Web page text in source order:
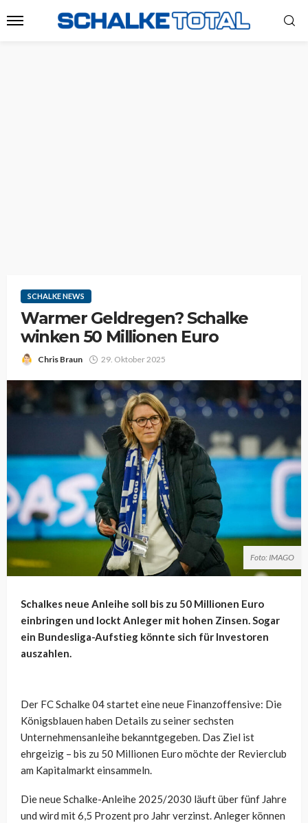
SCHALKE NEWS
Warmer Geldregen? Schalke
winken 50 Millionen Euro
Chris Braun 29. Oktober 2025
Foto: IMAGO
Schalkes neue Anleihe soll bis zu 50 Millionen Euro
einbringen und lockt Anleger mit hohen Zinsen. Sogar
ein Bundesliga-Aufstieg könnte sich für Investoren
auszahlen.
Der FC Schalke 04 startet eine neue Finanzoffensive: Die
Königsblauen haben Details zu seiner sechsten
Unternehmensanleihe bekanntgegeben. Das Ziel ist
ehrgeizig – bis zu 50 Millionen Euro möchte der Revierclub
am Kapitalmarkt einsammeln.
Die neue Schalke-Anleihe 2025/2030 läuft über fünf Jahre
und wird mit 6,5 Prozent pro Jahr verzinst. Anleger können